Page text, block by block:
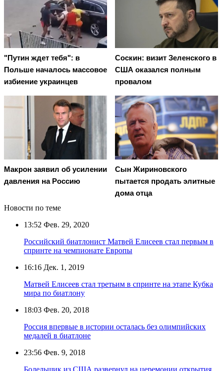
"Путин ждет тебя": в
Польше началось массовое
избиение украинцев
Соскин: визит Зеленского в
США оказался полным
провалом
Макрон заявил об усилении
давления на Россию
Сын Жириновского
пытается продать элитные
дома отца
Новости по теме
13:52 Фев. 29, 2020
Российский биатлонист Матвей Елисеев стал первым в
спринте на чемпионате Европы
16:16 Дек. 1, 2019
Матвей Елисеев стал третьим в спринте на этапе Кубка
мира по биатлону
18:03 Фев. 20, 2018
Россия впервые в истории осталась без олимпийских
медалей в биатлоне
23:56 Фев. 9, 2018
Болельщик из США развернул на церемонии открытия